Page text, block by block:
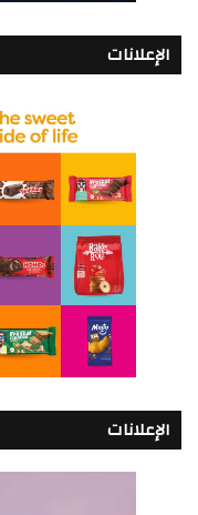
الإعلانات
الإعلانات